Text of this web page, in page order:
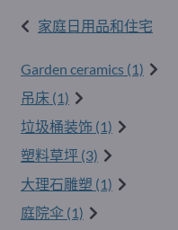
家庭日用品和住宅
Garden ceramics (1)
吊床 (1)
垃圾桶装饰 (1)
塑料草坪 (3)
大理石雕塑 (1)
庭院伞 (1)